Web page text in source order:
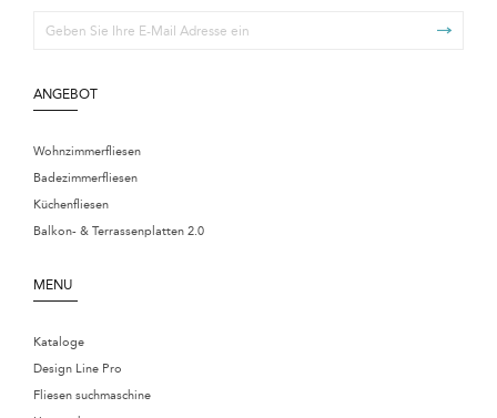
ANGEBOT
Wohnzimmerfliesen
Badezimmerfliesen
Küchenfliesen
Balkon- & Terrassenplatten 2.0
MENU
Kataloge
Design Line Pro
Fliesen suchmaschine